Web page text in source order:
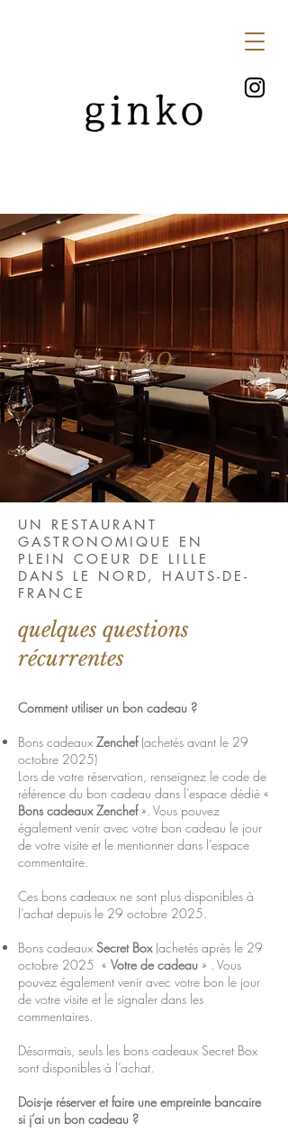
F.A.Q
UN RESTAURANT
GASTRONOMIQUE EN
PLEIN COEUR DE LILLE
DANS LE NORD, HAUTS-DE-
FRANCE
quelques questions
récurrentes
Comment utiliser un bon cadeau ?
Bons cadeaux Zenchef(achetés avant le 29
octobre 2025)
Lors de votre réservation, renseignez le code de
référence du bon cadeau dans l’espace dédié «
Bons cadeaux Zenchef». Vous pouvez
également venir avec votre bon cadeau le jour
de votre visite et le mentionner dans l’espace
commentaire.
Ces bons cadeaux ne sont plus disponibles à
l’achat depuis le 29 octobre 2025.
Bons cadeaux Secret Box(achetés après le 29
octobre 2025 « Votre de cadeau » . Vous
pouvez également venir avec votre bon le jour
de votre visite et le signaler dans les
commentaires.
Désormais, seuls les bons cadeaux Secret Box
sont disponibles à l’achat.
Dois-je réserver et faire une empreinte bancaire
si j’ai un bon cadeau ?